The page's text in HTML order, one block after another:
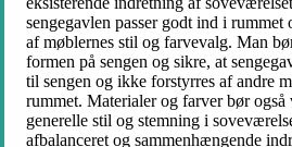
sengegavlen passer godt ind i rummet
af møblernes stil og farvevalg. Man
formen på sengen og sikre, at
til sengen og ikke forstyrres af andre
rummet. Materialer og farver bør
generelle stil og stemning i
afbalanceret og sammenhængende